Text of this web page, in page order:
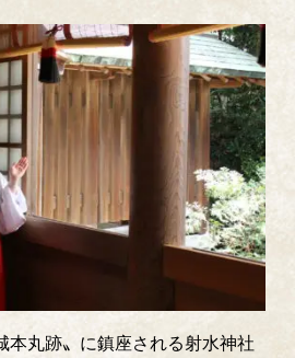
本丸跡〟に鎮座される射水神社